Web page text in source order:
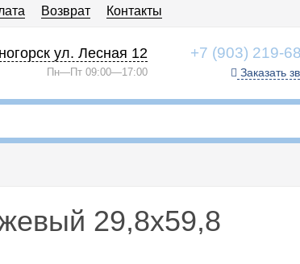
Возврат Контакты
ул. Лесная 12
Пн—Пт 09:00—17:00
+7 (903) 219-
Заказать
29,8x59,8